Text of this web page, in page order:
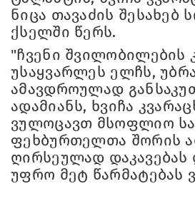
ნიცა თავაძის შესახებ
ქსელში წერს.
"ჩვენი შვილობილების
უსაყვარლეს ელჩს,
ამავდროულად
ადამიანს, ხვიჩა
ვულოცავთ მსოფლიო
ფეხბურთელთა შორის
ღირსეულად დაკავებას
უფრო მეტ წარმატებას